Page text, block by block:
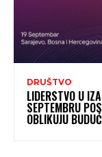
DRUŠTVO
LIDERSTVO U
SEPTEMBRU
OBLIKUJU